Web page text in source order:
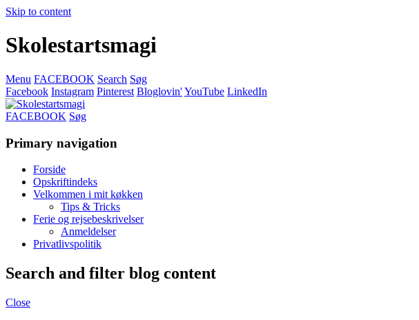
Skip to content
Skolestartsmagi
Menu FACEBOOK Search Søg
Facebook Instagram Pinterest Bloglovin'YouTube LinkedIn
FACEBOOK Søg
Primary navigation
Forside
Opskriftindeks
Velkommen i mit køkken
Tips & Tricks
Ferie og rejsebeskrivelser
Anmeldelser
Privatlivspolitik
Search and filter blog content
Close